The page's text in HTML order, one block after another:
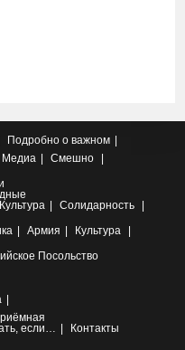
Подробно о важном
Медиа
Смешно
Культура
Солидарность
Армия
Культура
Посольство
если… Контакты